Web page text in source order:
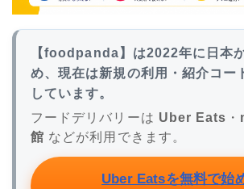
【foodpanda】は2022年に日本
め、現在は新規の利用・紹介コー
しています。
フードデリバリーは Uber Eats ・
館 などが利用できます。
Uber Eatsを無料で始